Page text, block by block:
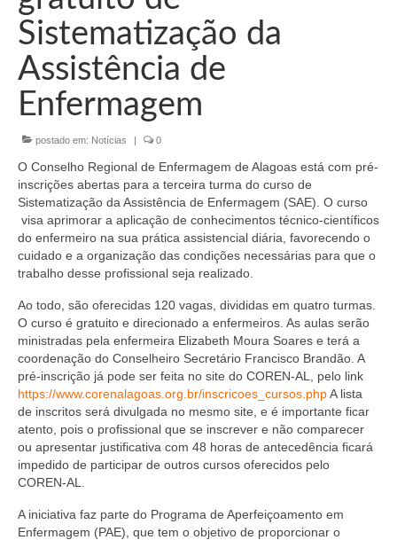
Conselheiros e Diretoria
Câmaras Técnicas
Carta de Serviços ao Cidadão
Governança
Transparência e Prestação de Contas
Eleições
Eleições Triênio 2027-2029
Eleições Anteriores
Agenda do presidente
Editais e licitação
Eleições
Fiscalização
Responsabilidade Técnica
Sistematização da
Assistência de
Enfermagem
postado em: Notícias | 0
O Conselho Regional de Enfermagem de Alagoas está com pré-
inscrições abertas para a terceira turma do curso de
Sistematização da Assistência de Enfermagem (SAE). O curso
visa aprimorar a aplicação de conhecimentos técnico-científicos
do enfermeiro na sua prática assistencial diária, favorecendo o
cuidado e a organização das condições necessárias para que o
trabalho desse profissional seja realizado.
Ao todo, são oferecidas 120 vagas, divididas em quatro turmas.
O curso é gratuito e direcionado a enfermeiros. As aulas serão
ministradas pela enfermeira Elizabeth Moura Soares e terá a
coordenação do Conselheiro Secretário Francisco Brandão. A
pré-inscrição já pode ser feita no site do COREN-AL, pelo link
https://www.corenalagoas.org.br/inscricoes_cursos.phpA lista
de inscritos será divulgada no mesmo site, e é importante ficar
atento, pois o profissional que se inscrever e não comparecer
ou apresentar justificativa com 48 horas de antecedência ficará
impedido de participar de outros cursos oferecidos pelo
COREN-AL.
A iniciativa faz parte do Programa de Aperfeiçoamento em
Enfermagem (PAE), que tem o objetivo de proporcionar o